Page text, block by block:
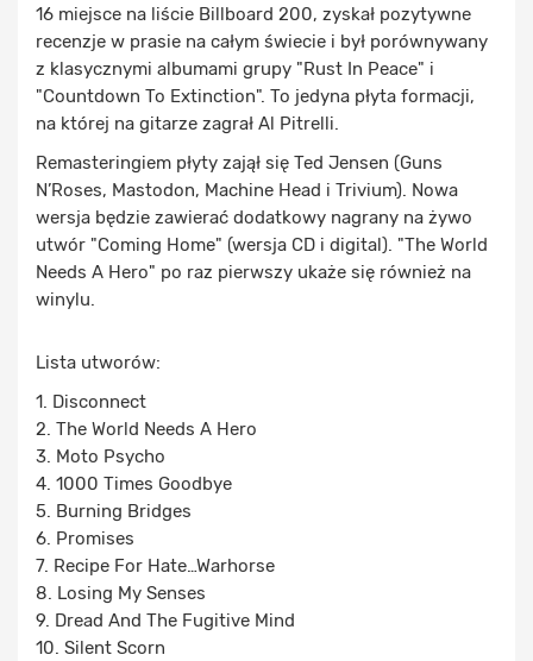
16 miejsce na liście Billboard 200, zyskał pozytywne
recenzje w prasie na całym świecie i był porównywany
z klasycznymi albumami grupy "Rust In Peace" i
"Countdown To Extinction". To jedyna płyta formacji,
na której na gitarze zagrał Al Pitrelli.
Remasteringiem płyty zajął się Ted Jensen (Guns
N’Roses, Mastodon, Machine Head i Trivium). Nowa
wersja będzie zawierać dodatkowy nagrany na żywo
utwór "Coming Home" (wersja CD i digital). "The World
Needs A Hero" po raz pierwszy ukaże się również na
winylu.
Lista utworów:
1. Disconnect
2. The World Needs A Hero
3. Moto Psycho
4. 1000 Times Goodbye
5. Burning Bridges
6. Promises
7. Recipe For Hate…Warhorse
8. Losing My Senses
9. Dread And The Fugitive Mind
10. Silent Scorn